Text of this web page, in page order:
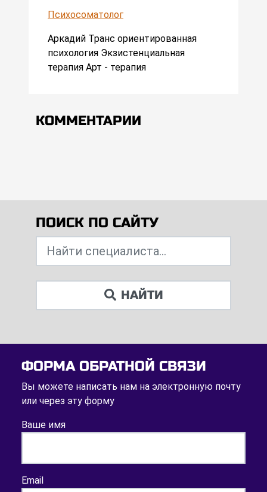
Психосоматолог
Аркадий Транс ориентированная
психология Экзистенциальная
терапия Арт - терапия
КОММЕНТАРИИ
ПОИСК ПО САЙТУ
НАЙТИ
ФОРМА ОБРАТНОЙ СВЯЗИ
Вы можете написать нам на электронную почту
или через эту форму
Ваше имя
Email